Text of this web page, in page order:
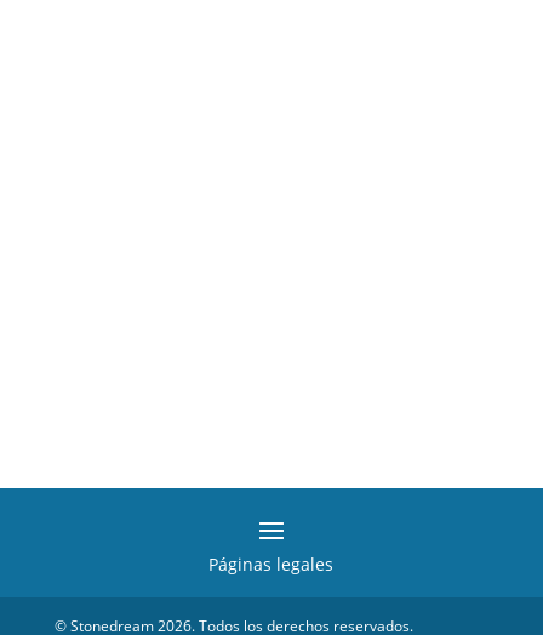
Páginas legales
© Stonedream 2026. Todos los derechos reservados.